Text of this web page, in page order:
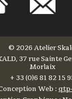
© 2026 Atelier
37 rue Sainte
Morlaix
+ 33 (0)6 81 82 15
Web :